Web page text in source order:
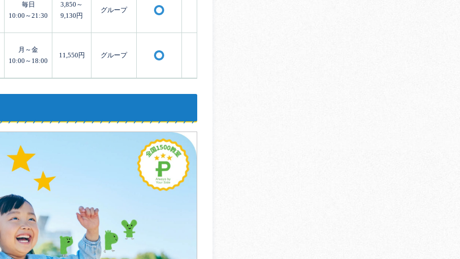
毎日
10:00～21:30
3,850～
9,130円
グループ
月～金
10:00～18:00
11,550円 グループ